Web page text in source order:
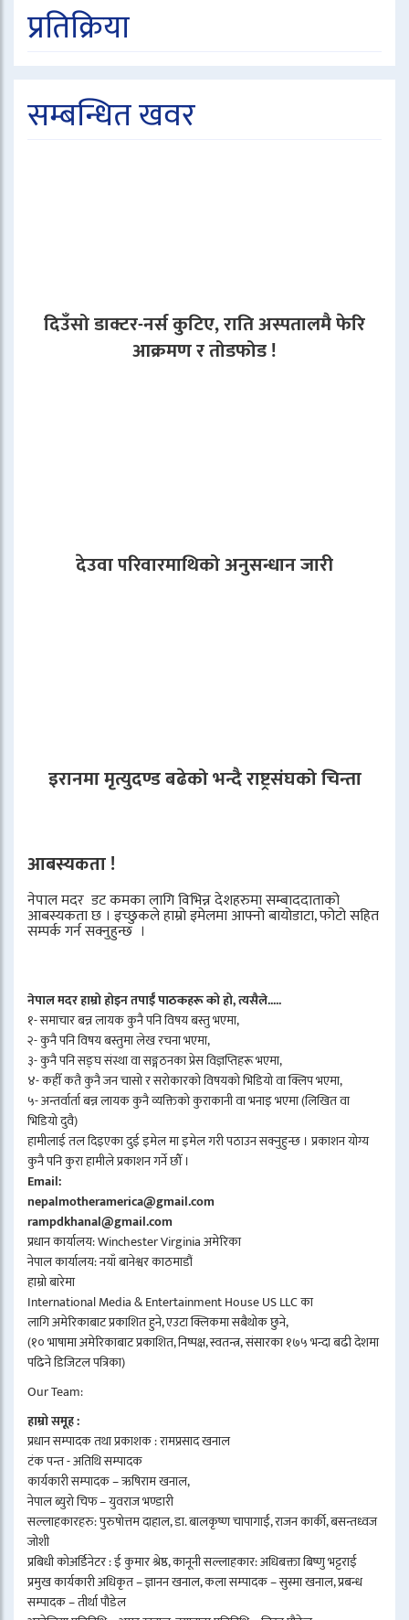
प्रतिक्रिया
सम्बन्धित खवर
दिउँसो डाक्टर-नर्स कुटिए, राति अस्पतालमै फेरि
आक्रमण र तोडफोड !
देउवा परिवारमाथिको अनुसन्धान जारी
इरानमा मृत्युदण्ड बढेको भन्दै राष्ट्रसंघको चिन्ता
आबस्यकता !
नेपाल मदर डट कमका लागि विभिन्न देशहरुमा सम्बाददाताको
आबस्यकता छ । इच्छुकले हाम्रो इमेलमा आफ्नो बायोडाटा, फोटो सहित
सम्पर्क गर्न सक्नुहुन्छ ।
नेपाल मदर हाम्रो होइन तपाईँ पाठकहरू को हो, त्यसैले.....
१- समाचार बन्न लायक कुनै पनि विषय बस्तु भएमा,
२- कुनै पनि विषय बस्तुमा लेख रचना भएमा,
३- कुनै पनि सङ्घ संस्था वा सङ्गठनका प्रेस विज्ञप्तिहरू भएमा,
४- कहीँ कतै कुनै जन चासो र सरोकारको विषयको भिडियो वा क्लिप भएमा,
५- अन्तर्वार्ता बन्न लायक कुनै व्यक्तिको कुराकानी वा भनाइ भएमा (लिखित वा
भिडियो दुवै)
हामीलाई तल दिइएका दुई इमेल मा इमेल गरी पठाउन सक्नुहुन्छ । प्रकाशन योग्य
कुनै पनि कुरा हामीले प्रकाशन गर्ने छौँ ।
Email:
nepalmotheramerica@gmail.com
rampdkhanal@gmail.com
प्रधान कार्यालय: Winchester Virginia अमेरिका
नेपाल कार्यालय: नयाँ बानेश्वर काठमाडौं
हाम्रो बारेमा
International Media & Entertainment House US LLC का
लागि अमेरिकाबाट प्रकाशित हुने, एउटा क्लिकमा सबैथोक छुने,
(१० भाषामा अमेरिकाबाट प्रकाशित, निष्पक्ष, स्वतन्त्र, संसारका १७५ भन्दा बढी देशमा
पढिने डिजिटल पत्रिका)
Our Team:
हाम्रो समूह :
प्रधान सम्पादक तथा प्रकाशक : रामप्रसाद खनाल
टंक पन्त - अतिथि सम्पादक
कार्यकारी सम्पादक – ऋषिराम खनाल,
नेपाल ब्युरो चिफ – युवराज भण्डारी
सल्लाहकारहरु: पुरुषोत्तम दाहाल, डा. बालकृष्ण चापागाईं, राजन कार्की, बसन्तध्वज
जोशी
प्रबिधी कोअर्डिनेटर : ई कुमार श्रेष्ठ, कानूनी सल्लाहकार: अधिबक्ता बिष्णु भट्टराई
प्रमुख कार्यकारी अधिकृत – ज्ञानन खनाल, कला सम्पादक – सुस्मा खनाल, प्रबन्ध
सम्पादक – तीर्था पौडेल